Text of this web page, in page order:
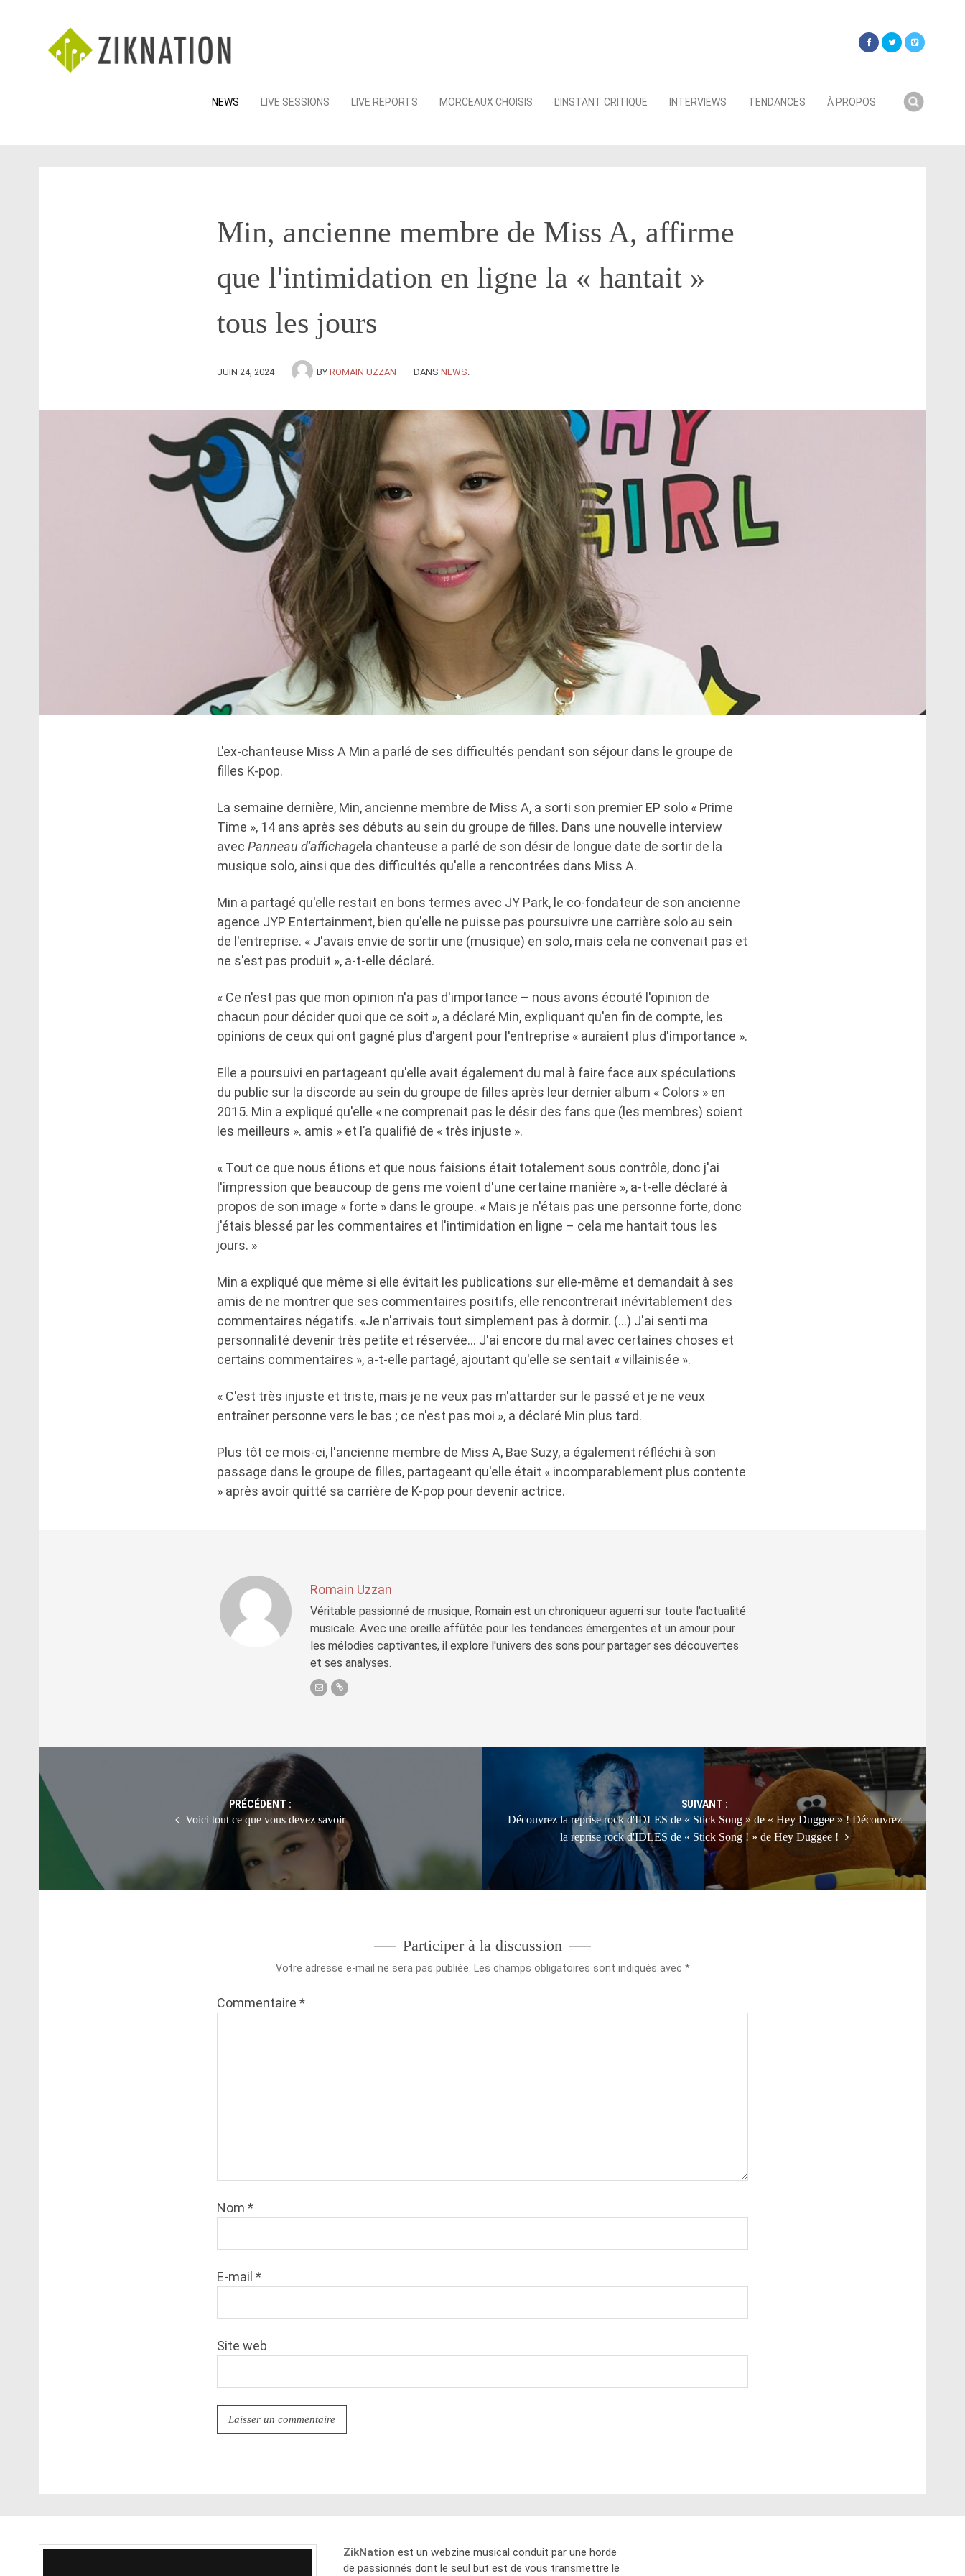
Skip
NEWS LIVE SESSIONS LIVE REPORTS MORCEAUX CHOISIS L’INSTANT CRITIQUE INTERVIEWS TENDANCES À PROPOS
Min, ancienne membre de Miss A, affirme
que l'intimidation en ligne la « hantait »
tous les jours
JUIN 24, 2024 BY ROMAIN UZZAN DANS NEWS
L'ex-chanteuse Miss A Min a parlé de ses difficultés pendant son séjour dans le groupe de
filles K-pop.
La semaine dernière, Min, ancienne membre de Miss A, a sorti son premier EP solo « Prime
Time », 14 ans après ses débuts au sein du groupe de filles. Dans une nouvelle interview
avec Panneau d'affichagela chanteuse a parlé de son désir de longue date de sortir de la
musique solo, ainsi que des difficultés qu'elle a rencontrées dans Miss A.
Min a partagé qu'elle restait en bons termes avec JY Park, le co-fondateur de son ancienne
agence JYP Entertainment, bien qu'elle ne puisse pas poursuivre une carrière solo au sein
de l'entreprise. « J'avais envie de sortir une (musique) en solo, mais cela ne convenait pas et
ne s'est pas produit », a-t-elle déclaré.
« Ce n'est pas que mon opinion n'a pas d'importance – nous avons écouté l'opinion de
chacun pour décider quoi que ce soit », a déclaré Min, expliquant qu'en fin de compte, les
opinions de ceux qui ont gagné plus d'argent pour l'entreprise « auraient plus d'importance ».
Elle a poursuivi en partageant qu'elle avait également du mal à faire face aux spéculations
du public sur la discorde au sein du groupe de filles après leur dernier album « Colors » en
2015. Min a expliqué qu'elle « ne comprenait pas le désir des fans que (les membres) soient
les meilleurs ». amis » et l’a qualifié de « très injuste ».
« Tout ce que nous étions et que nous faisions était totalement sous contrôle, donc j'ai
l'impression que beaucoup de gens me voient d'une certaine manière », a-t-elle déclaré à
propos de son image « forte » dans le groupe. « Mais je n'étais pas une personne forte, donc
j'étais blessé par les commentaires et l'intimidation en ligne – cela me hantait tous les
jours. »
Min a expliqué que même si elle évitait les publications sur elle-même et demandait à ses
amis de ne montrer que ses commentaires positifs, elle rencontrerait inévitablement des
commentaires négatifs. «Je n'arrivais tout simplement pas à dormir. (…) J'ai senti ma
personnalité devenir très petite et réservée… J'ai encore du mal avec certaines choses et
certains commentaires », a-t-elle partagé, ajoutant qu'elle se sentait « villainisée ».
« C'est très injuste et triste, mais je ne veux pas m'attarder sur le passé et je ne veux
entraîner personne vers le bas ; ce n'est pas moi », a déclaré Min plus tard.
Plus tôt ce mois-ci, l'ancienne membre de Miss A, Bae Suzy, a également réfléchi à son
passage dans le groupe de filles, partageant qu'elle était « incomparablement plus contente
» après avoir quitté sa carrière de K-pop pour devenir actrice.
Romain Uzzan
Véritable passionné de musique, Romain est un chroniqueur aguerri sur toute l'actualité
musicale. Avec une oreille affûtée pour les tendances émergentes et un amour pour
les mélodies captivantes, il explore l'univers des sons pour partager ses découvertes
et ses analyses.
navigation
PRÉCÉDENT :
Voici tout ce que vous devez savoir
SUIVANT :
Découvrez la reprise rock d'IDLES de « Stick Song » de « Hey Duggee » ! Découvrez
la reprise rock d'IDLES de « Stick Song ! » de Hey Duggee !
Participer à la discussion
Votre adresse e-mail ne sera pas publiée. Les champs obligatoires sont indiqués avec *
Commentaire *
Nom *
E-mail *
Site web
ZikNation est un webzine musical conduit par une horde
de passionnés dont le seul but est de vous transmettre le